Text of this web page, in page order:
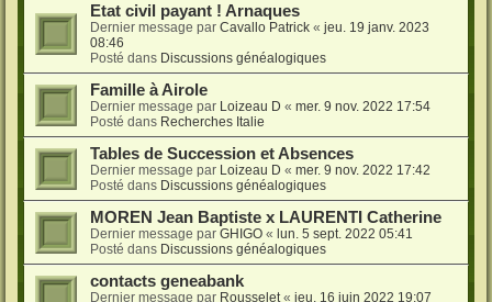
Etat civil payant ! Arnaques
Dernier message par Cavallo Patrick « jeu. 19 janv. 2023
08:46
Posté dans Discussions généalogiques
Famille à Airole
Dernier message par Loizeau D « mer. 9 nov. 2022 17:54
Posté dans Recherches Italie
Tables de Succession et Absences
Dernier message par Loizeau D « mer. 9 nov. 2022 17:42
Posté dans Discussions généalogiques
MOREN Jean Baptiste x LAURENTI Catherine
Dernier message par GHIGO « lun. 5 sept. 2022 05:41
Posté dans Discussions généalogiques
contacts geneabank
Dernier message par Rousselet « jeu. 16 juin 2022 19:07